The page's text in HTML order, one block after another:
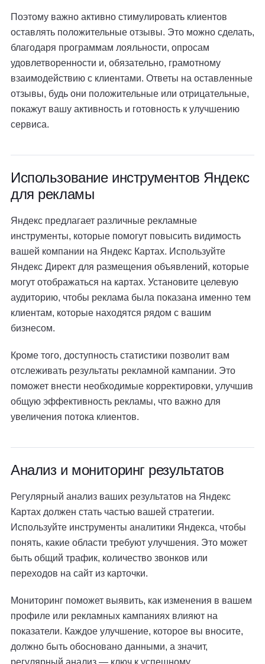
Поэтому важно активно стимулировать клиентов
оставлять положительные отзывы. Это можно сделать,
благодаря программам лояльности, опросам
удовлетворенности и, обязательно, грамотному
взаимодействию с клиентами. Ответы на оставленные
отзывы, будь они положительные или отрицательные,
покажут вашу активность и готовность к улучшению
сервиса.
Использование инструментов Яндекс
для рекламы
Яндекс предлагает различные рекламные
инструменты, которые помогут повысить видимость
вашей компании на Яндекс Картах. Используйте
Яндекс Директ для размещения объявлений, которые
могут отображаться на картах. Установите целевую
аудиторию, чтобы реклама была показана именно тем
клиентам, которые находятся рядом с вашим
бизнесом.
Кроме того, доступность статистики позволит вам
отслеживать результаты рекламной кампании. Это
поможет внести необходимые корректировки, улучшив
общую эффективность рекламы, что важно для
увеличения потока клиентов.
Анализ и мониторинг результатов
Регулярный анализ ваших результатов на Яндекс
Картах должен стать частью вашей стратегии.
Используйте инструменты аналитики Яндекса, чтобы
понять, какие области требуют улучшения. Это может
быть общий трафик, количество звонков или
переходов на сайт из карточки.
Мониторинг поможет выявить, как изменения в вашем
профиле или рекламных кампаниях влияют на
показатели. Каждое улучшение, которое вы вносите,
должно быть обосновано данными, а значит,